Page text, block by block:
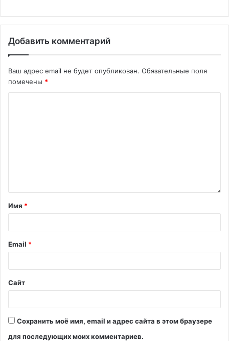
Добавить комментарий
Ваш адрес email не будет опубликован. Обязательные поля
помечены *
Имя *
Email *
Сайт
Сохранить моё имя, email и адрес сайта в этом браузере
для последующих моих комментариев.